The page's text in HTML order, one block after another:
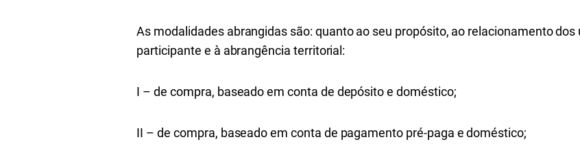
As modalidades abrangidas são: quanto ao seu propósito, ao relacionamento
participante e à abrangência territorial:
I – de compra, baseado em conta de depósito e doméstico;
II – de compra, baseado em conta de pagamento pré-paga e doméstico;